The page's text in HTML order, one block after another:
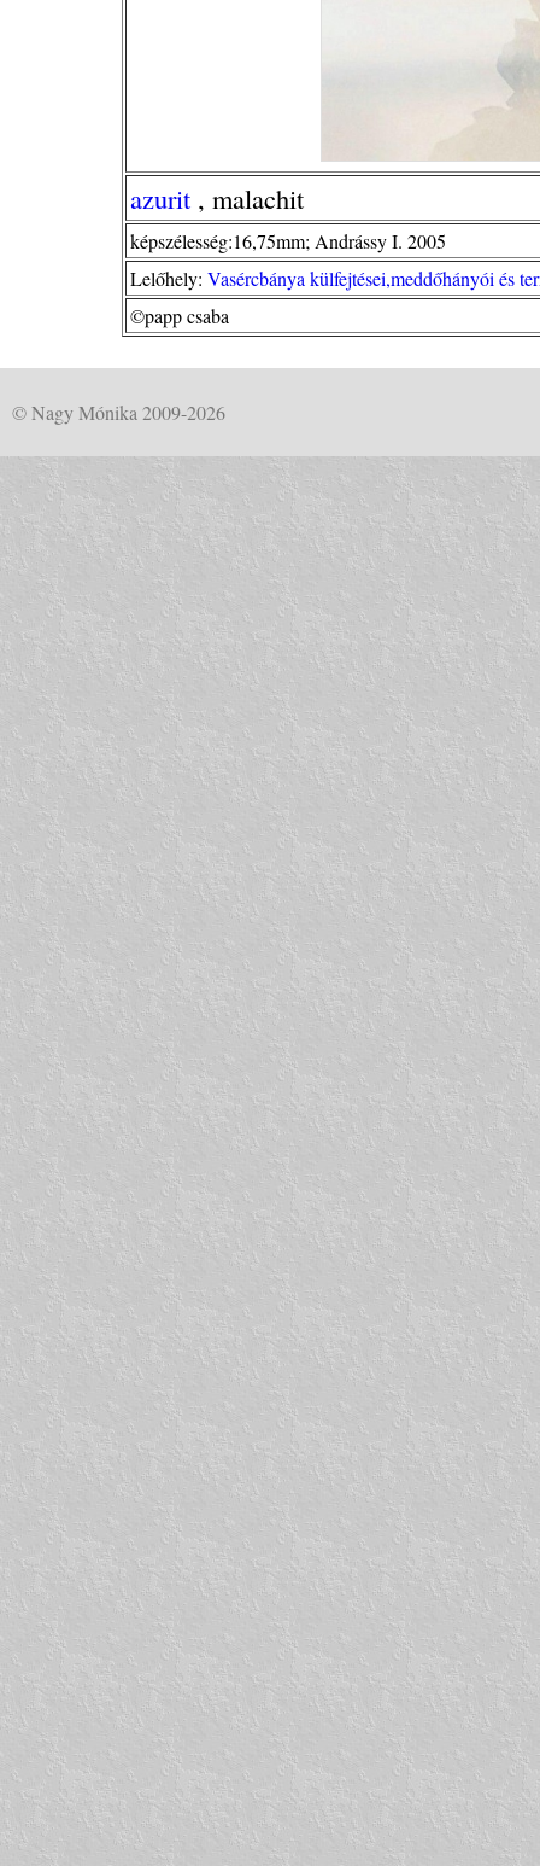
azurit , malachit
képszélesség:16,75mm; Andrássy I. 2005
Lelőhely: Vasércbánya külfejtései,meddőhányói és
©papp csaba
© Nagy Mónika 2009-2026